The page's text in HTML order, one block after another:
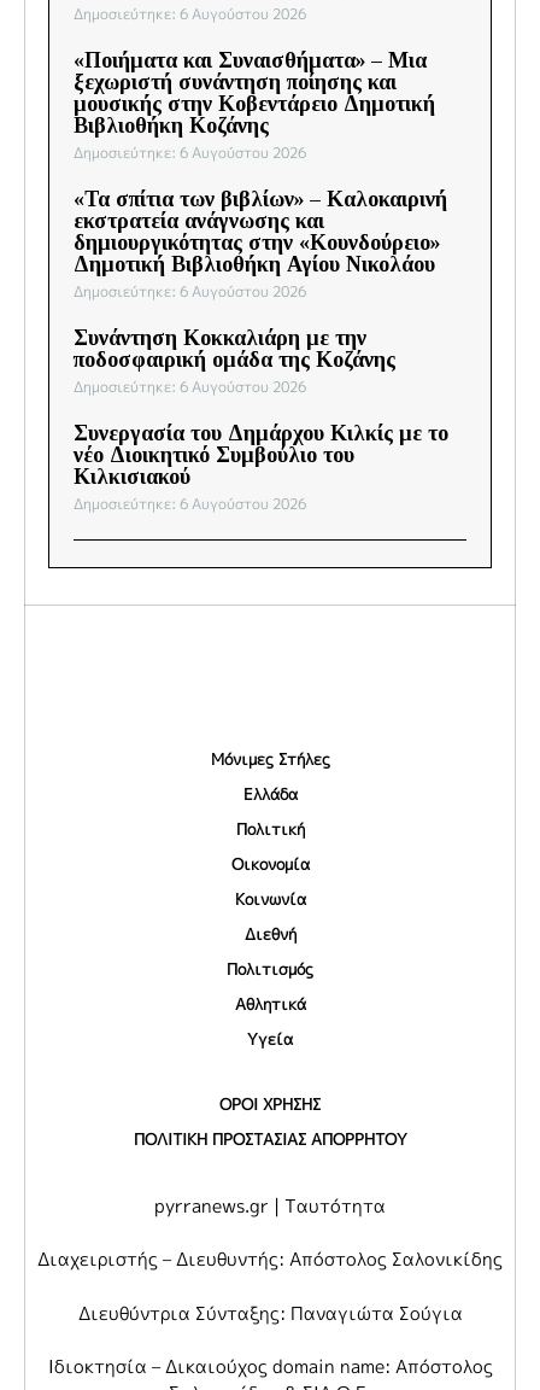
Δημοσιεύτηκε: 6 Αυγούστου 2026
«Ποιήματα και Συναισθήματα» – Μια
ξεχωριστή συνάντηση ποίησης και
μουσικής στην Κοβεντάρειο Δημοτική
Βιβλιοθήκη Κοζάνης
Δημοσιεύτηκε: 6 Αυγούστου 2026
«Τα σπίτια των βιβλίων» – Καλοκαιρινή
εκστρατεία ανάγνωσης και
δημιουργικότητας στην «Κουνδούρειο»
Δημοτική Βιβλιοθήκη Αγίου Νικολάου
Δημοσιεύτηκε: 6 Αυγούστου 2026
Συνάντηση Κοκκαλιάρη με την
ποδοσφαιρική ομάδα της Κοζάνης
Δημοσιεύτηκε: 6 Αυγούστου 2026
Συνεργασία του Δημάρχου Κιλκίς με το
νέο Διοικητικό Συμβούλιο του
Κιλκισιακού
Δημοσιεύτηκε: 6 Αυγούστου 2026
Μόνιμες Στήλες
Ελλάδα
Πολιτική
Οικονομία
Κοινωνία
Διεθνή
Πολιτισμός
Αθλητικά
Υγεία
ΟΡΟΙ ΧΡΗΣΗΣ
ΠΟΛΙΤΙΚΗ ΠΡΟΣΤΑΣΙΑΣ ΑΠΟΡΡΗΤΟΥ
pyrranews.gr | Ταυτότητα
Διαχειριστής – Διευθυντής: Απόστολος Σαλονικίδης
Διευθύντρια Σύνταξης: Παναγιώτα Σούγια
Ιδιοκτησία – Δικαιούχος domain name: Απόστολος